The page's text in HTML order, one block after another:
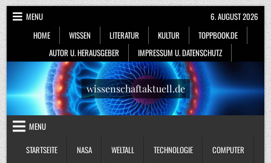
Skip
to
content
MENU
HOME
WISSEN LITERATUR KULTUR
TOPPBOOK.DE
AUTOR U. HERAUSGEBER
IMPRESSUM U. DATENSCHUTZ
6. AUGUST 2026
wissenschaftaktuell.de
MENU
STARTSEITE
NASA WELTALL TECHNOLOGIE COMPUTER